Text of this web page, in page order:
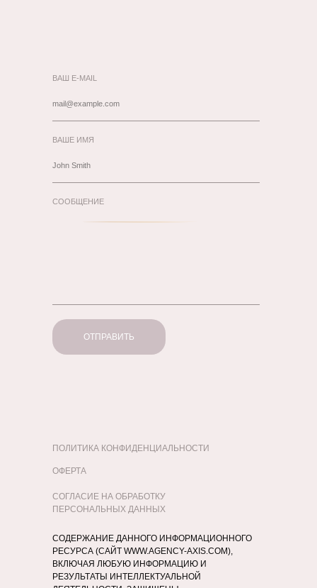
ВАШ E-MAIL
ВАШЕ ИМЯ
СООБЩЕНИЕ
ОТПРАВИТЬ
СОДЕРЖАНИЕ ДАННОГО ИНФОРМАЦИОННОГО
РЕСУРСА (САЙТ WWW.AGENCY-AXIS.COM),
ВКЛЮЧАЯ ЛЮБУЮ ИНФОРМАЦИЮ И
РЕЗУЛЬТАТЫ ИНТЕЛЛЕКТУАЛЬНОЙ
ПОЛИТИКА КОНФИДЕНЦИАЛЬНОСТИ
ОФЕРТА
СОГЛАСИЕ НА ОБРАБОТКУ
ПЕРСОНАЛЬНЫХ ДАННЫХ